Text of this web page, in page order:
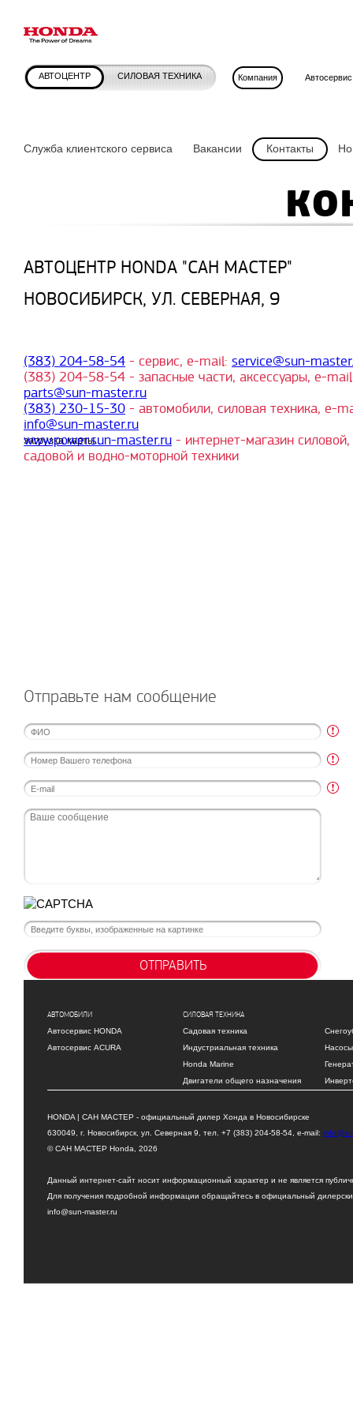
АВТОЦЕНТР СИЛОВАЯ ТЕХНИКА Компания Автосервис
Служба клиентского сервиса Вакансии Контакты
АВТОЦЕНТР HONDA "САН МАСТЕР"
НОВОСИБИРСК, УЛ. СЕВЕРНАЯ, 9
(383) 204-58-54 - сервис, e-mail: service@sun-
(383) 204-58-54 - запасные части, аксессуары, e-
parts@sun-master.ru
(383) 230-15-30 - автомобили, силовая техника, e-
info@sun-master.ru
www.power.sun-master.ru - интернет-магазин силовой,
садовой и водно-моторной техники
загрузка карты...
Отправьте нам сообщение
ОТПРАВИТЬ
АВТОМОБИЛИ
Автосервис HONDA
Автосервис ACURA
СИЛОВАЯ ТЕХНИКА
Садовая техника
Индустриальная техника
Honda Marine
Двигатели общего назначения
Насосы
HONDA | САН МАСТЕР - официальный дилер Хонда в Новосибирске
630049, г. Новосибирск, ул. Северная 9, тел. +7 (383) 204-58-54, e-mail:
© САН МАСТЕР Honda, 2026
Данный интернет-сайт носит информационный характер и не является
Для получения подробной информации обращайтесь в официальный
info@sun-master.ru